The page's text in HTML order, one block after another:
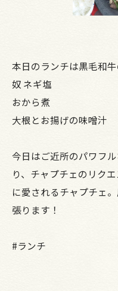
本日のランチは黒毛和牛
奴 ネギ塩
おから煮
大根とお揚げの味噌汁
今日はご近所のパワフ
り、チャプチェのリク
に愛されるチャプチェ
張ります！
#ランチ